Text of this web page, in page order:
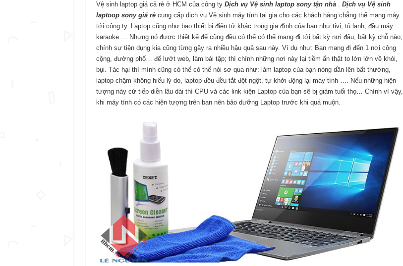
Vệ sinh laptop giá cả rẻ ở HCM của công ty Dịch vụ Vệ sinh laptop sony tận nhà . Dịch vụ Vệ sinh
laptoop sony giá rẻ cung cấp dịch vụ Vệ sinh máy tính tại gia cho các khách hàng chẳng thể mang máy
tới công ty. Laptop cũng như bao thiết bị điện tử khác trong gia đình của bạn như tivi, tủ lạnh, đầu máy
karaoke…. Nhưng nó được thiết kế để cũng đều có thể có thể mang đi tới bất kỳ nơi đâu, bất kỳ chỗ nào;
chính sự tiện dụng kia cũng từng gây ra nhiều hậu quả sau này. Ví dụ như: Bạn mang đi đến 1 nơi công
cộng, đường phố… để lướt web, làm bài tập; thì chính những nơi này lại tiềm ẩn thật to lớn lớn về khói,
bụi. Tác hại thì mình cũng có thể có thể nói sơ qua như: làm laptop của bạn nóng dần lên bất thường,
laptop chậm không hiểu lý do, laptop đều đều tắt đột ngột, tự khởi động lại máy tính …. Nếu những hiện
tượng này cứ tiếp diễn lâu dài thì CPU và các link kiện Laptop của bạn sẽ bị giảm tuổi thọ… Chính vì vậy,
khi máy tính có các hiện tượng trên bạn nên bảo dưỡng Laptop trước khi quá muộn.